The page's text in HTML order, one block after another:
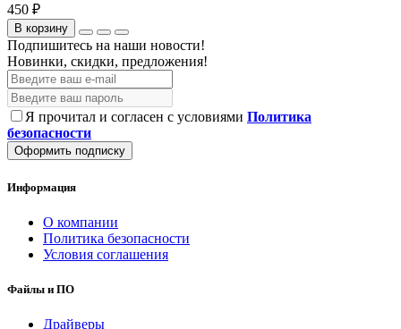
450 ₽
В корзину
Подпишитесь на наши новости!
Новинки, скидки, предложения!
Я прочитал и согласен с условиями Политика
безопасности
Оформить подписку
Информация
О компании
Политика безопасности
Условия соглашения
Файлы и ПО
Драйверы